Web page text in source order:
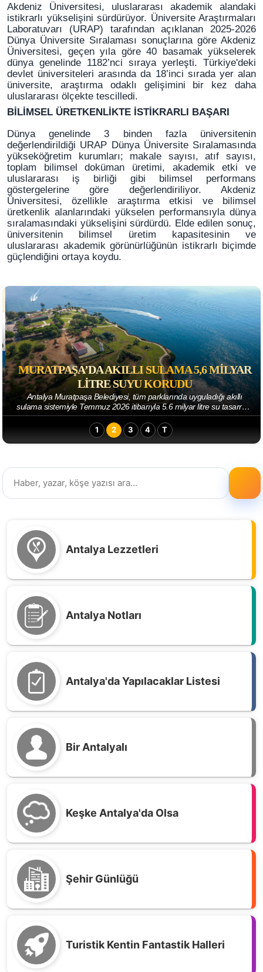
Akdeniz Üniversitesi, uluslararası akademik alandaki
istikrarlı yükselişini sürdürüyor. Üniversite Araştırmaları
Laboratuvarı (URAP) tarafından açıklanan 2025-2026
Dünya Üniversite Sıralaması sonuçlarına göre Akdeniz
Üniversitesi, geçen yıla göre 40 basamak yükselerek
dünya genelinde 1182’nci sıraya yerleşti. Türkiye'deki
devlet üniversiteleri arasında da 18’inci sırada yer alan
üniversite, araştırma odaklı gelişimini bir kez daha
uluslararası ölçekte tescilledi.
BİLİMSEL ÜRETKENLİKTE İSTİKRARLI BAŞARI
Dünya genelinde 3 binden fazla üniversitenin
değerlendirildiği URAP Dünya Üniversite Sıralamasında
yükseköğretim kurumları; makale sayısı, atıf sayısı,
toplam bilimsel doküman üretimi, akademik etki ve
uluslararası iş birliği gibi bilimsel performans
göstergelerine göre değerlendiriliyor. Akdeniz
Üniversitesi, özellikle araştırma etkisi ve bilimsel
üretkenlik alanlarındaki yükselen performansıyla dünya
sıralamasındaki yükselişini sürdürdü. Elde edilen sonuç,
üniversitenin bilimsel üretim kapasitesinin ve
uluslararası akademik görünürlüğünün istikrarlı biçimde
güçlendiğini ortaya koydu.
MURATPAŞA’DA AKILLI SULAMA 5,6 MILYAR
LITRE SUYU KORUDU
Antalya Muratpaşa Belediyesi, tüm parklarında uyguladığı akıllı
sulama sistemiyle Temmuz 2026 itibarıyla 5.6 milyar litre su tasarrufu
sağladı. Parkların sul...
1
2 3 4 T
Antalya Lezzetleri
Antalya Notları
Antalya'da Yapılacaklar Listesi
Bir Antalyalı
Keşke Antalya'da Olsa
Şehir Günlüğü
Turistik Kentin Fantastik Halleri